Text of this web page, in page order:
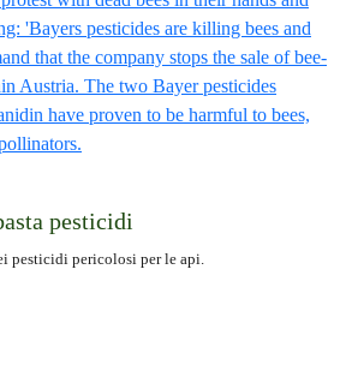
pesticidi
pesticidi pericolosi per le api.